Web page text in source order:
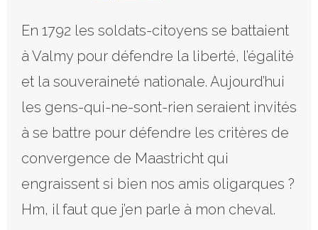
En 1792 les soldats-citoyens se battaient
à Valmy pour défendre la liberté, l’égalité
et la souveraineté nationale. Aujourd’hui
les gens-qui-ne-sont-rien seraient invités
à se battre pour défendre les critères de
convergence de Maastricht qui
engraissent si bien nos amis oligarques ?
Hm, il faut que j’en parle à mon cheval.